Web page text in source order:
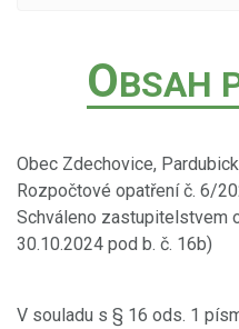
OBSAH
Obec Zdechovice,
Rozpočtové opatření č. 6/
Schváleno zastupitelstvem
30.10.2024 pod b. č. 16b)
V souladu s § 16 ods. 1